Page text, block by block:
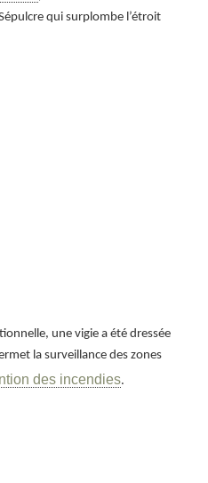
qui surplombe l’étroit
une vigie a été dressée
la surveillance des zones
des incendies.